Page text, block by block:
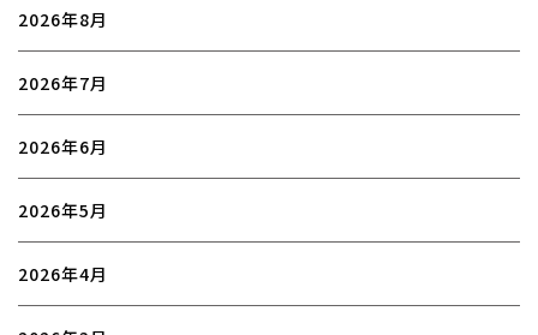
2026年8月
2026年7月
2026年6月
2026年5月
2026年4月